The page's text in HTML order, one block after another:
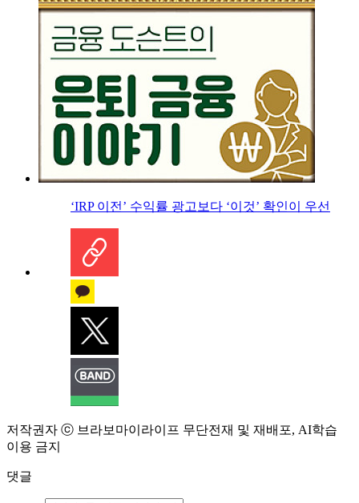
‘IRP 이전’ 수익률 광고보다 ‘이것’ 확인이 우선
저작권자 ⓒ 브라보마이라이프 무단전재 및 재배포, AI학습
이용 금지
댓글